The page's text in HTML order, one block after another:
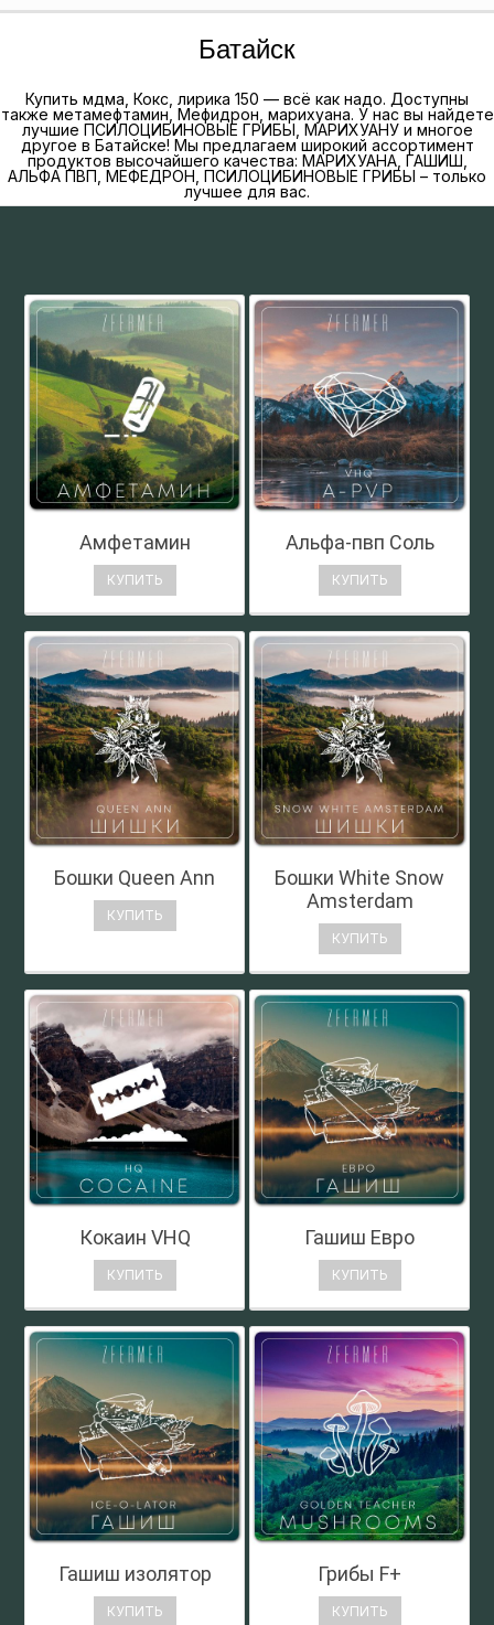
Батайск
Купить мдма, Кокс, лирика 150 — всё как надо. Доступны
также метамефтамин, Мефидрон, марихуана. У нас вы найдете
лучшие ПСИЛОЦИБИНОВЫЕ ГРИБЫ, МАРИХУАНУ и многое
другое в Батайске! Мы предлагаем широкий ассортимент
продуктов высочайшего качества: МАРИХУАНА, ГАШИШ,
АЛЬФА ПВП, МЕФЕДРОН, ПСИЛОЦИБИНОВЫЕ ГРИБЫ – только
лучшее для вас.
Амфетамин
КУПИТЬ
Альфа-пвп Соль
КУПИТЬ
Бошки Queen Ann
КУПИТЬ
Бошки White Snow
Amsterdam
КУПИТЬ
Кокаин VHQ
КУПИТЬ
Гашиш Евро
КУПИТЬ
Гашиш изолятор
КУПИТЬ
Грибы F+
КУПИТЬ